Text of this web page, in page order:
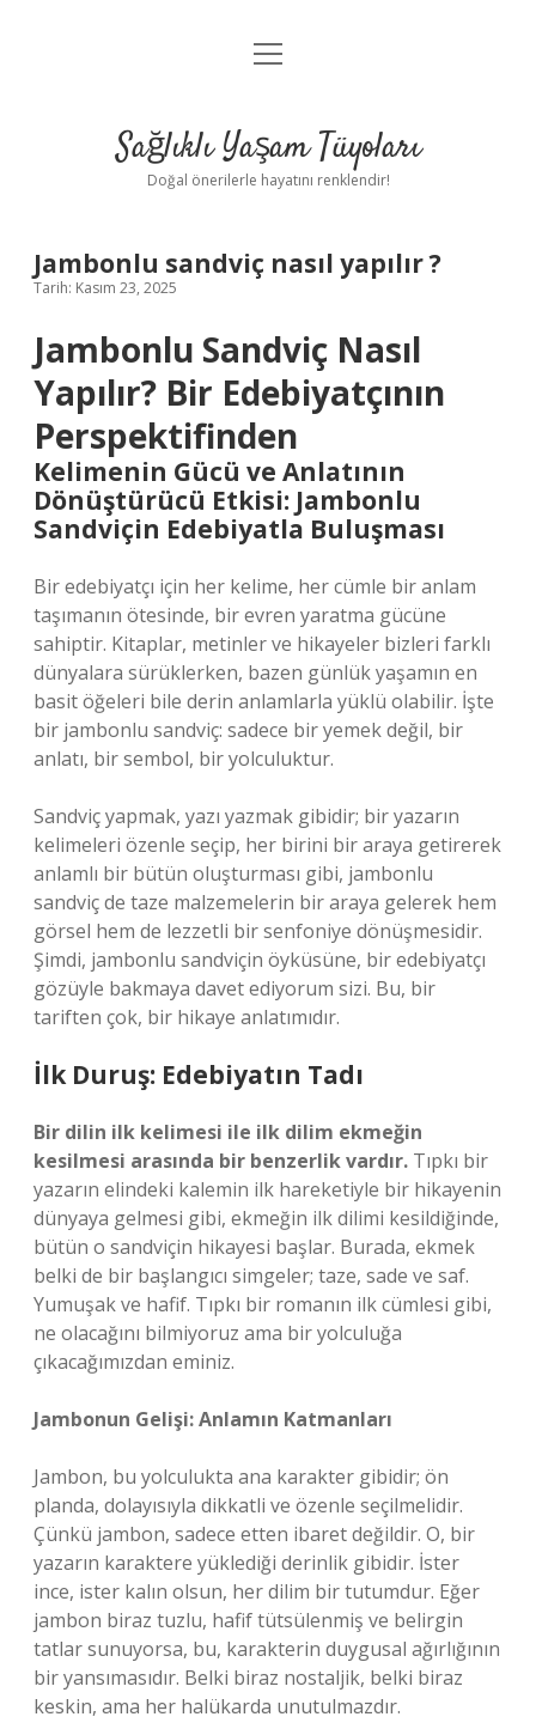
Anasayfa
Yasal Uyarı
menüyü
Sağlıklı Yaşam Tüyoları
Doğal önerilerle hayatını renklendir!
Jambonlu sandviç nasıl yapılır ?
Tarih: Kasım 23, 2025
Jambonlu Sandviç Nasıl
Yapılır? Bir Edebiyatçının
Perspektifinden
Kelimenin Gücü ve Anlatının
Dönüştürücü Etkisi: Jambonlu
Sandviçin Edebiyatla Buluşması
Bir edebiyatçı için her kelime, her cümle bir anlam
taşımanın ötesinde, bir evren yaratma gücüne
sahiptir. Kitaplar, metinler ve hikayeler bizleri farklı
dünyalara sürüklerken, bazen günlük yaşamın en
basit öğeleri bile derin anlamlarla yüklü olabilir. İşte
bir jambonlu sandviç: sadece bir yemek değil, bir
anlatı, bir sembol, bir yolculuktur.
Sandviç yapmak, yazı yazmak gibidir; bir yazarın
kelimeleri özenle seçip, her birini bir araya getirerek
anlamlı bir bütün oluşturması gibi, jambonlu
sandviç de taze malzemelerin bir araya gelerek hem
görsel hem de lezzetli bir senfoniye dönüşmesidir.
Şimdi, jambonlu sandviçin öyküsüne, bir edebiyatçı
gözüyle bakmaya davet ediyorum sizi. Bu, bir
tariften çok, bir hikaye anlatımıdır.
İlk Duruş: Edebiyatın Tadı
Bir dilin ilk kelimesi ile ilk dilim ekmeğin
kesilmesi arasında bir benzerlik vardır. Tıpkı bir
yazarın elindeki kalemin ilk hareketiyle bir hikayenin
dünyaya gelmesi gibi, ekmeğin ilk dilimi kesildiğinde,
bütün o sandviçin hikayesi başlar. Burada, ekmek
belki de bir başlangıcı simgeler; taze, sade ve saf.
Yumuşak ve hafif. Tıpkı bir romanın ilk cümlesi gibi,
ne olacağını bilmiyoruz ama bir yolculuğa
çıkacağımızdan eminiz.
Jambonun Gelişi: Anlamın Katmanları
Jambon, bu yolculukta ana karakter gibidir; ön
planda, dolayısıyla dikkatli ve özenle seçilmelidir.
Çünkü jambon, sadece etten ibaret değildir. O, bir
yazarın karaktere yüklediği derinlik gibidir. İster
ince, ister kalın olsun, her dilim bir tutumdur. Eğer
jambon biraz tuzlu, hafif tütsülenmiş ve belirgin
tatlar sunuyorsa, bu, karakterin duygusal ağırlığının
bir yansımasıdır. Belki biraz nostaljik, belki biraz
keskin, ama her halükarda unutulmazdır.